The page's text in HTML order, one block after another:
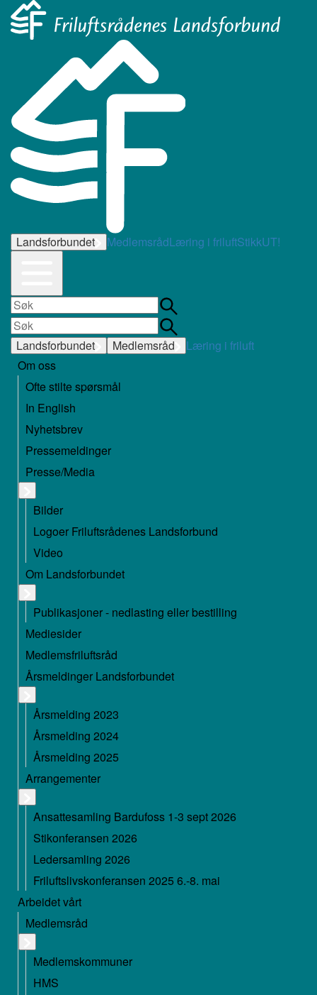
Landsforbundet MedlemsrådLæring i friluftStikkUT!
Landsforbundet Medlemsråd
Læring i friluft
Om oss
Ofte stilte spørsmål
In English
Nyhetsbrev
Pressemeldinger
Presse/Media
Bilder
Logoer Friluftsrådenes Landsforbund
Video
Om Landsforbundet
Publikasjoner - nedlasting eller bestilling
Mediesider
Medlemsfriluftsråd
Årsmeldinger Landsforbundet
Årsmelding 2023
Årsmelding 2024
Årsmelding 2025
Arrangementer
Ansattesamling Bardufoss 1-3 sept 2026
Stikonferansen 2026
Ledersamling 2026
Friluftslivskonferansen 2025 6.-8. mai
Arbeidet vårt
Medlemsråd
Medlemskommuner
HMS